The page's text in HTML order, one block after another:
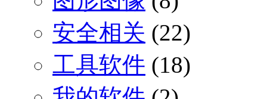
安全相关 (22)
工具软件 (18)